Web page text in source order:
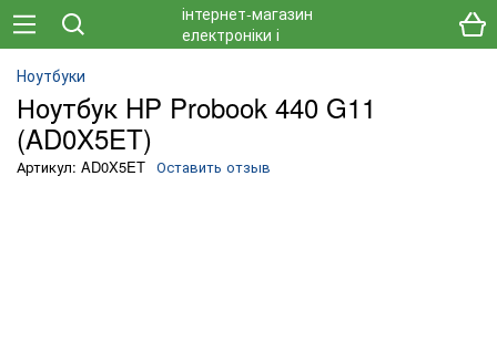
Ноутбуки
Ноутбук HP Probook 440 G11
(AD0X5ET)
Артикул: AD0X5ET Оставить отзыв